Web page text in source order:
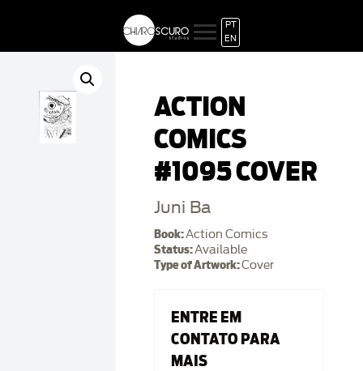
PT
EN
ACTION
COMICS
#1095 COVER
Juni Ba
Book:Action Comics
Status:Available
Type of Artwork:Cover
ENTRE EM
CONTATO PARA
MAIS